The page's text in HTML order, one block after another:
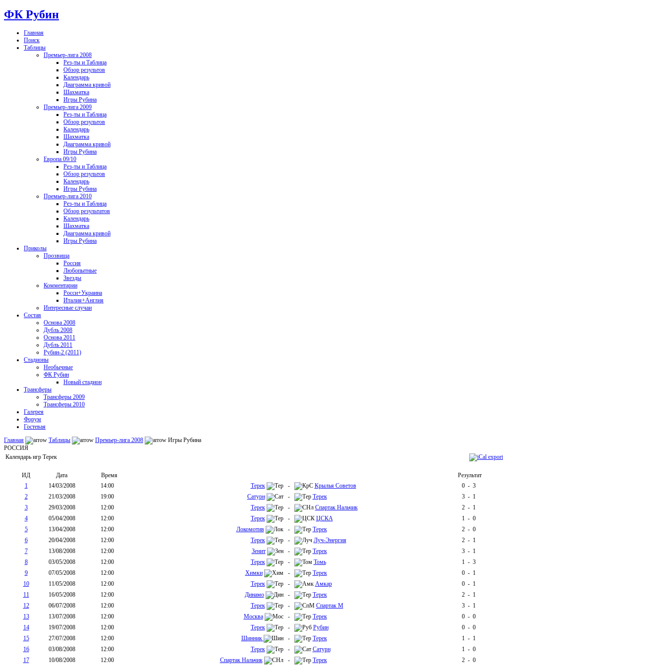
ФК Рубин
Главная
Поиск
Таблицы
Премьер-лига 2008
Рез-ты и Таблица
Обзор результов
Календарь
Диаграмма кривой
Шахматка
Игры Рубина
Премьер-лига 2009
Рез-ты и Таблица
Обзор результов
Календарь
Шахматка
Диаграмма кривой
Игры Рубина
Европа 09/10
Рез-ты и Таблица
Обзор результов
Календарь
Игры Рубина
Премьер-лига 2010
Рез-ты и Таблица
Обзор результатов
Календарь
Шахматка
Диаграмма кривой
Игры Рубина
Приколы
Прозвища
Россия
Любопытные
Звезды
Комментарии
Росси+Украина
Италия+Англия
Интересные случаи
Состав
Основа 2008
Дубль 2008
Основа 2011
Дубль 2011
Рубин-2 (2011)
Стадионы
Необычные
ФК Рубин
Новый стадион
Трансферы
Трансферы 2009
Трансферы 2010
Галерея
Форум
Гостевая
Главная
Таблицы Премьер-лига 2008
Игры Рубина
РОССИЯ
Календарь игр Терек
ИД Дата Время
Результат
1
14/03/2008 14:00 Терек - Крылья Советов 0 - 3
2
21/03/2008 19:00 Сатурн - Терек 3 - 1
3
29/03/2008 12:00 Терек - Спартак Нальчик 2 - 1
4
05/04/2008 12:00 Терек - ЦСКА 1 - 0
5
13/04/2008 12:00 Локомотив - Терек 2 - 0
6
20/04/2008 12:00 Терек - Луч-Энергия 2 - 1
7
13/08/2008 12:00 Зенит - Терек 3 - 1
8
03/05/2008 12:00 Терек - Томь 1 - 3
9
07/05/2008 12:00 Химки - Терек 0 - 1
10
11/05/2008 12:00 Терек - Амкар 0 - 1
11
16/05/2008 12:00 Динамо - Терек 2 - 1
12
06/07/2008 12:00 Терек - Спартак М 3 - 1
13
13/07/2008 12:00 Москва - Терек 0 - 0
14
19/07/2008 12:00 Терек - Рубин 0 - 0
15
27/07/2008 12:00 Шинник - Терек 1 - 1
16
03/08/2008 12:00 Терек - Сатурн 1 - 0
17
10/08/2008 12:00 Спартак Нальчик - Терек 2 - 0